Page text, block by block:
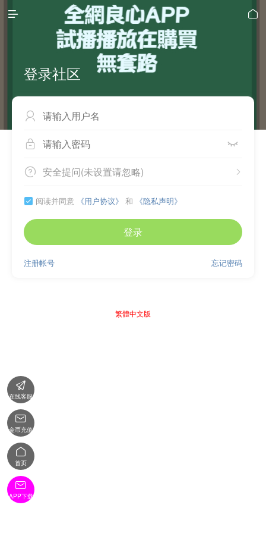
 
登录社区

 
 
安全提问(未设置请忽略)
 阅读并同意 《用户协议》 和 《隐私声明》
登录
忘记密码
注册帐号
繁體中文版

在线客服

金币充值

首页

APP下载